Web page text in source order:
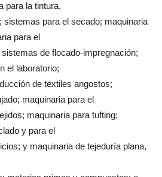
para la tintura,
sistemas para el secado; maquinaria
para el
de flocado-impregnación;
el laboratorio;
de textiles angostos;
maquinaria para el
maquinaria para tufting;
y para el
y maquinaria de tejeduría plana,